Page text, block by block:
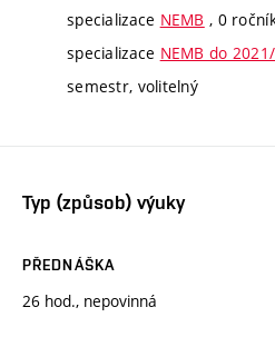
specializace NEMB , 0
specializace NEMB do
semestr, volitelný
Typ (způsob) výuky
PŘEDNÁŠKA
26 hod., nepovinná